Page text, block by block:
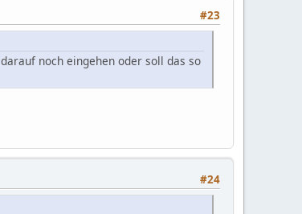
#23
noch eingehen oder soll das so
#24